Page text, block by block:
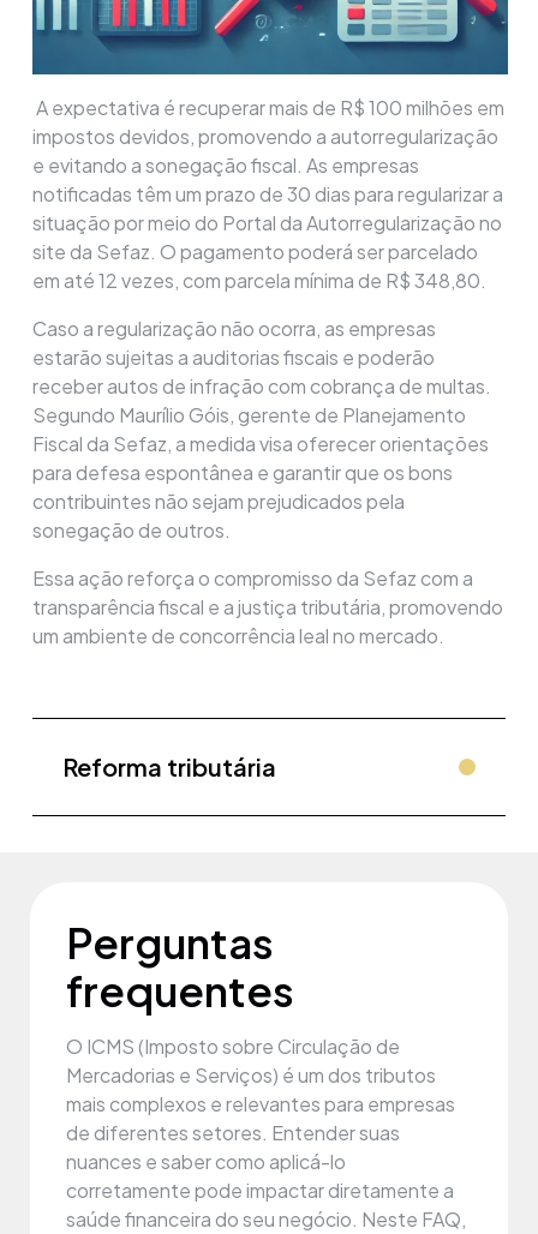
A expectativa é recuperar mais de R$ 100 milhões em
impostos devidos, promovendo a autorregularização
e evitando a sonegação fiscal. As empresas
notificadas têm um prazo de 30 dias para regularizar a
situação por meio do Portal da Autorregularização no
site da Sefaz. O pagamento poderá ser parcelado
em até 12 vezes, com parcela mínima de R$ 348,80.
Caso a regularização não ocorra, as empresas
estarão sujeitas a auditorias fiscais e poderão
receber autos de infração com cobrança de multas.
Segundo Maurílio Góis, gerente de Planejamento
Fiscal da Sefaz, a medida visa oferecer orientações
para defesa espontânea e garantir que os bons
contribuintes não sejam prejudicados pela
sonegação de outros.
Essa ação reforça o compromisso da Sefaz com a
transparência fiscal e a justiça tributária, promovendo
um ambiente de concorrência leal no mercado.
Reforma tributária
Perguntas
frequentes
O ICMS (Imposto sobre Circulação de
Mercadorias e Serviços) é um dos tributos
mais complexos e relevantes para empresas
de diferentes setores. Entender suas
nuances e saber como aplicá-lo
corretamente pode impactar diretamente a
saúde financeira do seu negócio. Neste FAQ,